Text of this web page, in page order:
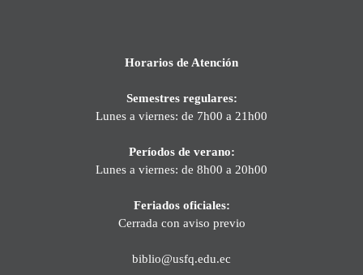
Horarios de Atención
Semestres regulares:
Lunes a viernes: de 7h00 a 21h00
Períodos de verano:
Lunes a viernes: de 8h00 a 20h00
Feriados oficiales:
Cerrada con aviso previo
biblio@usfq.edu.ec